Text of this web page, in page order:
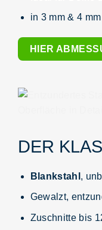
in 3 mm & 4
HIER
DER
Blankstahl ,
Gewalzt,
Zuschnitte bis